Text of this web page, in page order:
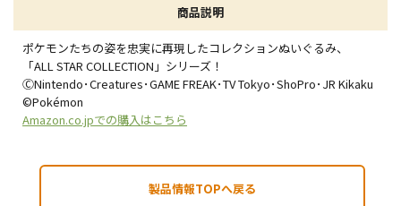
商品説明
ポケモンたちの姿を忠実に再現したコレクションぬいぐるみ、
「ALL STAR COLLECTION」シリーズ！
ⒸNintendo･Creatures･GAME FREAK･TV Tokyo･ShoPro･JR Kikaku
©Pokémon
Amazon.co.jpでの購入はこちら
製品情報TOPへ戻る